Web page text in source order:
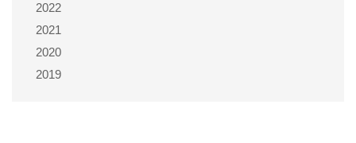
2022
2021
2020
2019